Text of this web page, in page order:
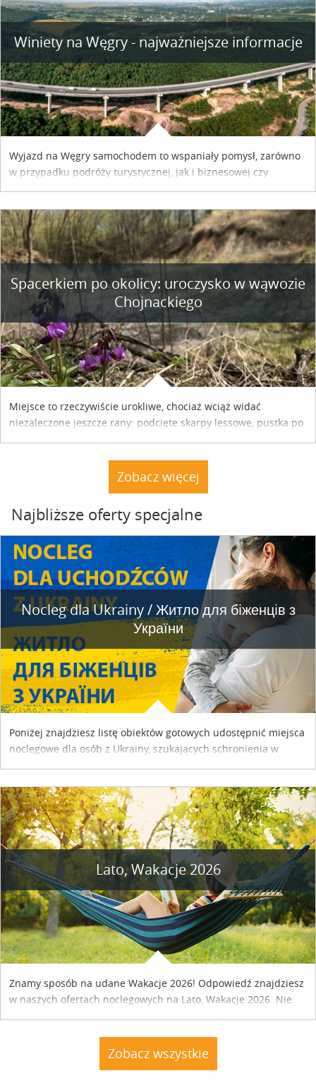
Winiety na Węgry - najważniejsze informacje
Wyjazd na Węgry samochodem to wspaniały pomysł, zarówno
w przypadku podróży turystycznej, jak i biznesowej czy
służbowej. Pamiętać tylko trzeba o wykupieniu winiety, co
współpracy reklamowej z Hungary Vignette.
Spacerkiem po okolicy: uroczysko w wąwozie
Chojnackiego
Miejsce to rzeczywiście urokliwe, chociaż wciąż widać
niezaleczone jeszcze rany: podcięte skarpy lessowe, pustka po
dacze. Nie stoją. A natura powoli dochodzi do siebie.
Zobacz więcej
Najbliższe oferty specjalne
Nocleg dla Ukrainy / Житло для бiженцiв з
України
Poniżej znajdziesz listę obiektów gotowych udostępnić miejsca
noclegowe dla osób z Ukrainy, szukających schronienia w
Lato, Wakacje 2026
Znamy sposób na udane Wakacje 2026! Odpowiedź znajdziesz
w naszych ofertach noclegowych na Lato, Wakacje 2026. Nie
Zobacz wszystkie